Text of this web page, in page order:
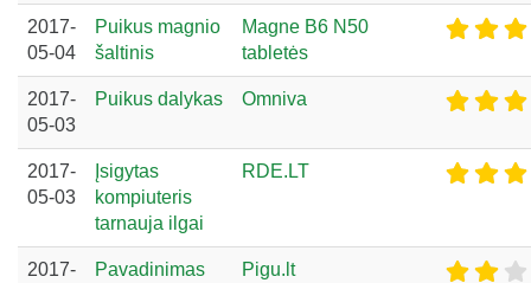
2017-
05-04
Puikus magnio
šaltinis
Magne B6 N50
tabletės
2017-
05-03
Puikus dalykas Omniva
2017-
05-03
Įsigytas
kompiuteris
tarnauja ilgai
RDE.LT
2017-
Pavadinimas
Pigu.lt